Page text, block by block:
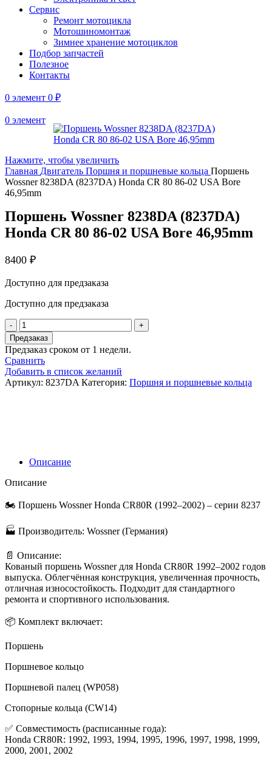
Сервис
Ремонт мотоцикла
Мотошиномонтаж
Зимнее хранение мотоциклов
Подбор запчастей
Полезное
Контакты
0 элемент 0 ₽
0 элемент
Нажмите, чтобы увеличить
Главная Двигатель Поршня и поршневые кольца Поршень
Wossner 8238DA (8237DA) Honda CR 80 86-02 USA Bore
46,95mm
Поршень Wossner 8238DA (8237DA)
Honda CR 80 86-02 USA Bore 46,95mm
8400 ₽
Доступно для предзаказа
Доступно для предзаказа
Количество
товара
Поршень
Wossner
8238DA
(8237DA)
Honda
46,95mm
Предзаказ
Предзаказ сроком от 1 недели.
Сравнить
Добавить в список желаний
Артикул: 8237DA Категория: Поршня и поршневые кольца
Описание
Описание
🏍️ Поршень Wossner Honda CR80R (1992–2002) – серии 8237
🏭 Производитель: Wossner (Германия)
📄 Описание:
Кованый поршень Wossner для Honda CR80R 1992–2002 годов
выпуска. Облегчённая конструкция, увеличенная прочность,
отличная износостойкость. Подходит для стандартного
ремонта и спортивного использования.
📦 Комплект включает:
Поршень
Поршневое кольцо
Поршневой палец (WP058)
Стопорные кольца (CW14)
✅ Совместимость (расписанные года):
Honda CR80R: 1992, 1993, 1994, 1995, 1996, 1997, 1998, 1999,
2000, 2001, 2002